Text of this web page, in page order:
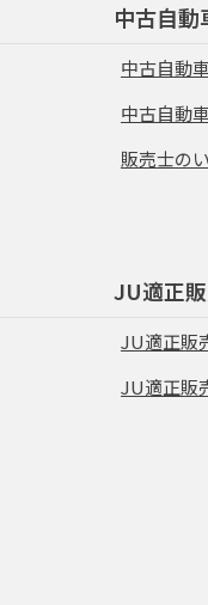
中古自動
中古自動
中古自動
販売士の
JU適正
JU適正販
JU適正販